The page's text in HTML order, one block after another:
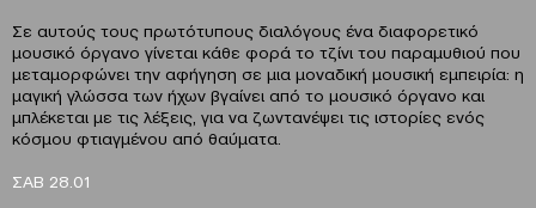
Σε αυτούς τους πρωτότυπους διαλόγους ένα διαφορετικό
μουσικό όργανο γίνεται κάθε φορά το τζίνι του παραμυθιού που
μεταμορφώνει την αφήγηση σε μια μοναδική μουσική εμπειρία: η
μαγική γλώσσα των ήχων βγαίνει από το μουσικό όργανο και
μπλέκεται με τις λέξεις, για να ζωντανέψει τις ιστορίες ενός
κόσμου φτιαγμένου από θαύματα.
ΣAB 28.01